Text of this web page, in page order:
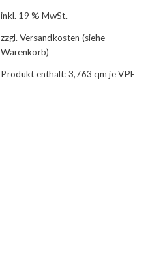
inkl. 19 % MwSt.
zzgl. Versandkosten (siehe
Warenkorb)
Produkt enthält: 3,763qm je VPE